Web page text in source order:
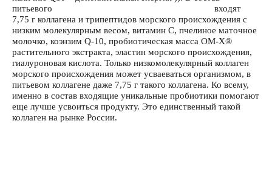
питьевого
входят
7,75 г коллагена и трипептидов морского происхождения с
низким молекулярным весом, витамин С, пчелиное маточное
молочко, коэнзим Q-10, пробиотическая масса ОМ-Х®
растительного экстракта, эластин морского происхождения,
гиалуроновая кислота. Только низкомолекулярный коллаген
морского происхождения может усваеваться организмом, в
питьевом коллагене даже 7,75 г такого коллагена. Ко всему,
именно в состав входящие уникальные пробиотики помогают
еще лучше усвоиться продукту. Это единственный такой
коллаген на рынке России.